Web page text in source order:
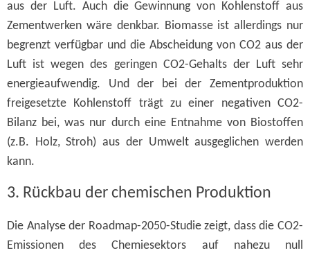
aus der Luft. Auch die Gewinnung von Kohlenstoff aus
Zementwerken wäre denkbar. Biomasse ist allerdings nur
begrenzt verfügbar und die Abscheidung von CO2 aus der
Luft ist wegen des geringen CO2-Gehalts der Luft sehr
energieaufwendig. Und der bei der Zementproduktion
freigesetzte Kohlenstoff trägt zu einer negativen CO2-
Bilanz bei, was nur durch eine Entnahme von Biostoffen
(z.B. Holz, Stroh) aus der Umwelt ausgeglichen werden
kann.
3. Rückbau der chemischen Produktion
Die Analyseder Roadmap-2050-Studiezeigt, dassdie CO2-
Emissionendes Chemiesektors auf nahezu null